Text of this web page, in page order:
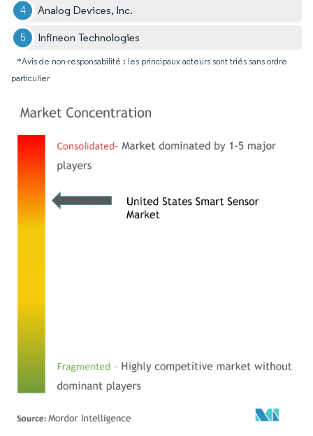
Analog Devices, Inc.
Infineon Technologies
*Avis de non-responsabilité : les principaux acteurs sont triés sans ordre
particulier